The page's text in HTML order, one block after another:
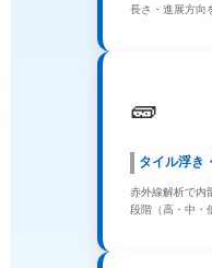
長さ・進展方向
🧱
タイル浮き
赤外線解析で内
段階（高・中・